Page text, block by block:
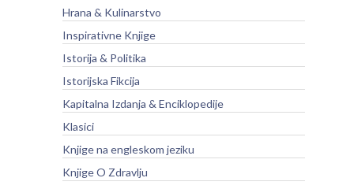
Hrana & Kulinarstvo
Inspirativne Knjige
Istorija & Politika
Istorijska Fikcija
Kapitalna Izdanja & Enciklopedije
Klasici
Knjige na engleskom jeziku
Knjige O Zdravlju